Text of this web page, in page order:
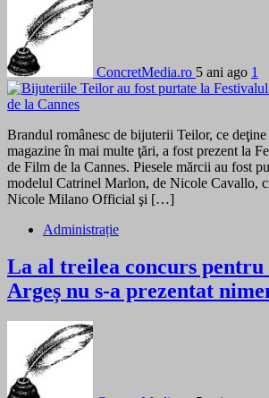
ConcretMedia.ro 5 ani ago 1
Brandul românesc de bijuterii Teilor, ce
magazine în mai multe ţări, a fost prezent la
de Film de la Cannes. Piesele mărcii au fost
modelul Catrinel Marlon, de Nicole Cavallo,
Nicole Milano Official şi […]
Administrație
La al treilea concurs pentru
Argeș nu s-a prezentat